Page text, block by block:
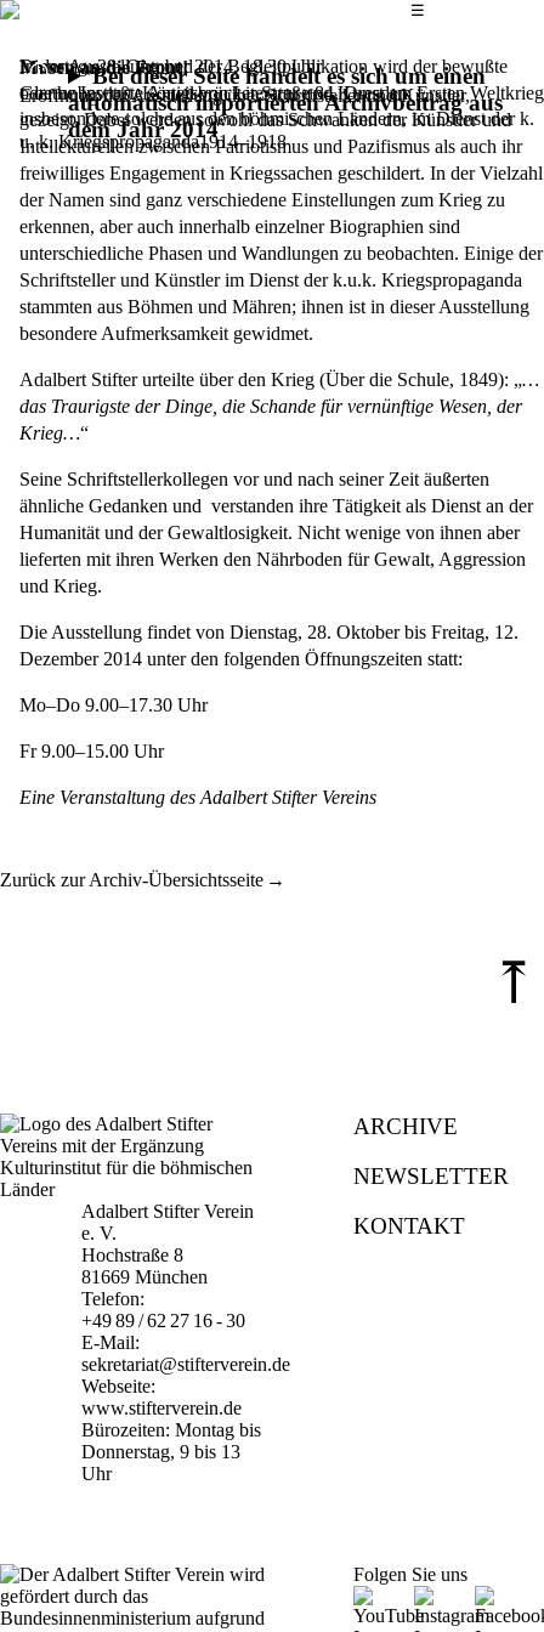
Das
☰
Bei dieser Seite handelt es sich um einen
automatisch importierten Archivbeitrag aus
dem Jahr 2014
Musen an die Front!
Eröffnung der Ausstellung über Schriftsteller und Künstler,
insbesondere solche aus den böhmischen Ländern, im Dienst der k.
u. k. Kriegspropaganda1914–1918
In der Ausstellung und der Begleitpublikation wird der bewußte
oder unbewußte Anteil von Literatur und Kunst am Ersten Weltkrieg
gezeigt. Dabei werden sowohl das Schwanken der Künstler und
Intellekturellen zwischen Patriotismus und Pazifismus als auch ihr
freiwilliges Engagement in Kriegssachen geschildert. In der Vielzahl
der Namen sind ganz verschiedene Einstellungen zum Krieg zu
erkennen, aber auch innerhalb einzelner Biographien sind
unterschiedliche Phasen und Wandlungen zu beobachten. Einige der
Schriftsteller und Künstler im Dienst der k.u.k. Kriegspropaganda
stammten aus Böhmen und Mähren; ihnen ist in dieser Ausstellung
besondere Aufmerksamkeit gewidmet.
Adalbert Stifter urteilte über den Krieg (Über die Schule, 1849): „…
das Traurigste der Dinge, die Schande für vernünftige Wesen, der
Krieg…“
Seine Schriftstellerkollegen vor und nach seiner Zeit äußerten
ähnliche Gedanken und verstanden ihre Tätigkeit als Dienst an der
Humanität und der Gewaltlosigkeit. Nicht wenige von ihnen aber
lieferten mit ihren Werken den Nährboden für Gewalt, Aggression
und Krieg.
Die Ausstellung findet von Dienstag, 28. Oktober bis Freitag, 12.
Dezember 2014 unter den folgenden Öffnungszeiten statt:
Mo–Do 9.00–17.30 Uhr
Fr 9.00–15.00 Uhr
Eine Veranstaltung des Adalbert Stifter Vereins
Dienstag, 28. Oktober 2014,18.30 Uhr
Goethe Institut, Königsbrücker Straße 84, Dresden
Zurück zur Archiv-Übersichtsseite
⤒
Adalbert Stifter Verein
e. V.
Hochstraße 8
81669 München
Telefon:
+49 89 / 62 27 16 - 30
E-Mail:
sekretariat@stifterverein.de
Webseite:
www.stifterverein.de
Bürozeiten: Montag bis
Donnerstag, 9 bis 13
Uhr
ARCHIVE
NEWSLETTER
KONTAKT
Folgen Sie uns